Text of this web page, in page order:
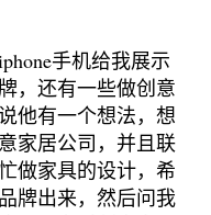
手机给我展示
，还有一些做创意
他有一个想法，想
家居公司，并且联
做家具的设计，希
牌出来，然后问我